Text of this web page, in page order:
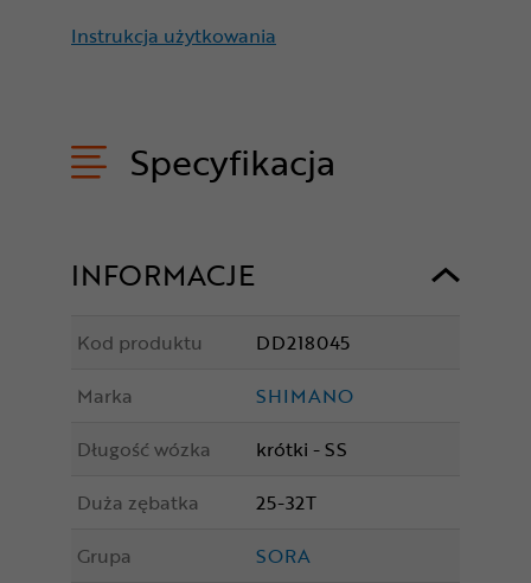
Instrukcja użytkowania
Specyfikacja
INFORMACJE
Kod produktu
DD218045
Marka
SHIMANO
Długość wózka
krótki - SS
Duża zębatka
25-32T
Grupa
SORA